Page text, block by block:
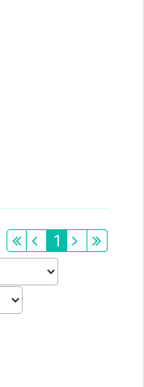
primeiro
anterior
1 próximo